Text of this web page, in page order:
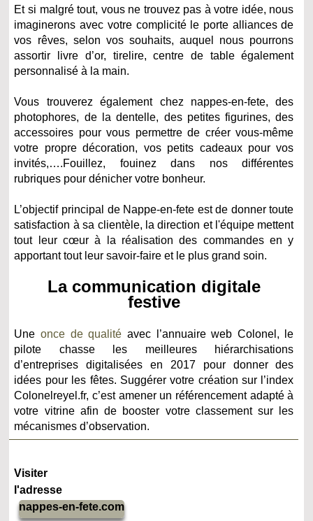
Et si malgré tout, vous ne trouvez pas à votre idée, nous
imaginerons avec votre complicité le porte alliances de
vos rêves, selon vos souhaits, auquel nous pourrons
assortir livre d’or, tirelire, centre de table également
personnalisé à la main.
Vous trouverez également chez nappes-en-fete, des
photophores, de la dentelle, des petites figurines, des
accessoires pour vous permettre de créer vous-même
votre propre décoration, vos petits cadeaux pour vos
invités,….Fouillez, fouinez dans nos différentes
rubriques pour dénicher votre bonheur.
L’objectif principal de Nappe-en-fete est de donner toute
satisfaction à sa clientèle, la direction et l'équipe mettent
tout leur cœur à la réalisation des commandes en y
apportant tout leur savoir-faire et le plus grand soin.
La communication digitale
festive
Uneonce de qualité avec l’annuaire web Colonel, le
pilote chasse les meilleures hiérarchisations
d’entreprises digitalisées en 2017 pour donner des
idées pour les fêtes. Suggérer votre création sur l’index
Colonelreyel.fr, c’est amener un référencement adapté à
votre vitrine afin de booster votre classement sur les
mécanismes d’observation.
Visiter
l'adresse
nappes-en-fete.com